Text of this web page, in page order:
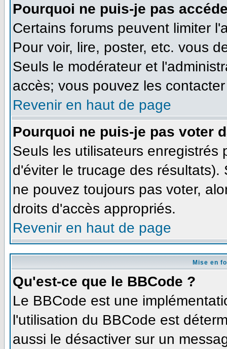
Pourquoi ne puis-je pas
Certains forums peuvent limiter
Pour voir, lire, poster, etc. vous
Seuls le modérateur et
accès; vous pouvez les
Revenir en haut de page
Pourquoi ne puis-je pas voter
Seuls les utilisateurs
d'éviter le trucage des
ne pouvez toujours pas voter,
droits d'accès appropriés.
Revenir en haut de page
Mise en
Qu'est-ce que le BBCode ?
Le BBCode est une
l'utilisation du BBCode est
aussi le désactiver sur un